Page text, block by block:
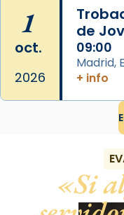
1
oct.
2026
de
09:00
Madrid,
+ info
Si